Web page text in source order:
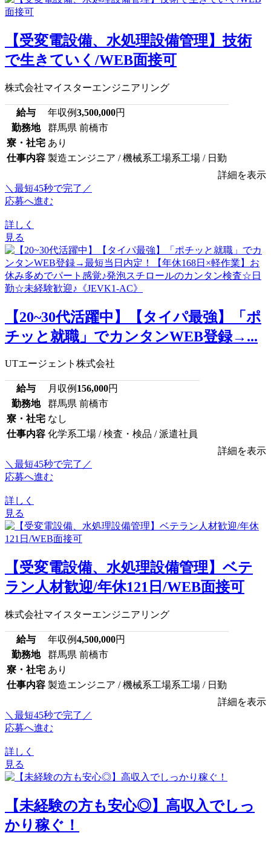
【受変電設備、水処理設備管理】技術
で生きていく/WEB面接可
株式会社マイスターエンジニアリング
給与 年収例3,500,000円
勤務地
群馬県 前橋市
寮・社宅 あり
仕事内容 製造エンジニア / 機械系工場系工場 / 日勤
詳細を表示
＼最短45秒で完了／
応募へ進む
詳しく
見る
【20~30代活躍中】【タイパ最強】「ポ
チッと就職」でカンタンWEB登録→...
UTエージェント株式会社
給与 月収例 156,000円
勤務地
群馬県 前橋市
寮・社宅 なし
仕事内容 化学系工場 / 検査・検品 / 派遣社員
詳細を表示
＼最短45秒で完了／
応募へ進む
詳しく
見る
【受変電設備、水処理設備管理】ベテ
ラン人材歓迎/年休121日/WEB面接可
株式会社マイスターエンジニアリング
給与 年収例4,500,000円
勤務地
群馬県 前橋市
寮・社宅 あり
仕事内容 製造エンジニア / 機械系工場系工場 / 日勤
詳細を表示
＼最短45秒で完了／
応募へ進む
詳しく
見る
【未経験の方も安心◎】高収入でしっ
かり稼ぐ！